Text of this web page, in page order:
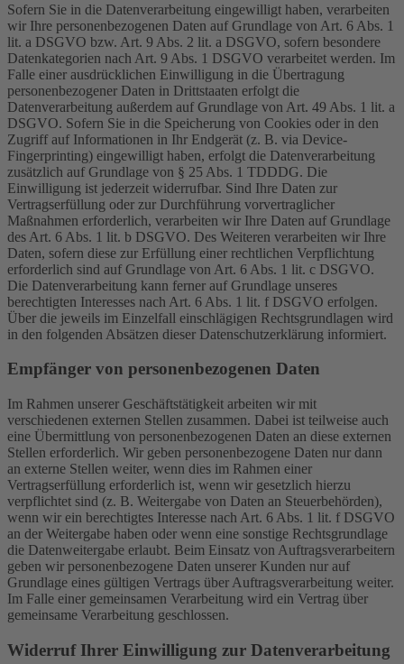
Sofern Sie in die Datenverarbeitung eingewilligt haben, verarbeiten
wir Ihre personenbezogenen Daten auf Grundlage von Art. 6 Abs. 1
lit. a DSGVO bzw. Art. 9 Abs. 2 lit. a DSGVO, sofern besondere
Datenkategorien nach Art. 9 Abs. 1 DSGVO verarbeitet werden. Im
Falle einer ausdrücklichen Einwilligung in die Übertragung
personenbezogener Daten in Drittstaaten erfolgt die
Datenverarbeitung außerdem auf Grundlage von Art. 49 Abs. 1 lit. a
DSGVO. Sofern Sie in die Speicherung von Cookies oder in den
Zugriff auf Informationen in Ihr Endgerät (z. B. via Device-
Fingerprinting) eingewilligt haben, erfolgt die Datenverarbeitung
zusätzlich auf Grundlage von § 25 Abs. 1 TDDDG. Die
Einwilligung ist jederzeit widerrufbar. Sind Ihre Daten zur
Vertragserfüllung oder zur Durchführung vorvertraglicher
Maßnahmen erforderlich, verarbeiten wir Ihre Daten auf Grundlage
des Art. 6 Abs. 1 lit. b DSGVO. Des Weiteren verarbeiten wir Ihre
Daten, sofern diese zur Erfüllung einer rechtlichen Verpflichtung
erforderlich sind auf Grundlage von Art. 6 Abs. 1 lit. c DSGVO.
Die Datenverarbeitung kann ferner auf Grundlage unseres
berechtigten Interesses nach Art. 6 Abs. 1 lit. f DSGVO erfolgen.
Über die jeweils im Einzelfall einschlägigen Rechtsgrundlagen wird
in den folgenden Absätzen dieser Datenschutzerklärung informiert.
Empfänger von personenbezogenen Daten
Im Rahmen unserer Geschäftstätigkeit arbeiten wir mit
verschiedenen externen Stellen zusammen. Dabei ist teilweise auch
eine Übermittlung von personenbezogenen Daten an diese externen
Stellen erforderlich. Wir geben personenbezogene Daten nur dann
an externe Stellen weiter, wenn dies im Rahmen einer
Vertragserfüllung erforderlich ist, wenn wir gesetzlich hierzu
verpflichtet sind (z. B. Weitergabe von Daten an Steuerbehörden),
wenn wir ein berechtigtes Interesse nach Art. 6 Abs. 1 lit. f DSGVO
an der Weitergabe haben oder wenn eine sonstige Rechtsgrundlage
die Datenweitergabe erlaubt. Beim Einsatz von Auftragsverarbeitern
geben wir personenbezogene Daten unserer Kunden nur auf
Grundlage eines gültigen Vertrags über Auftragsverarbeitung weiter.
Im Falle einer gemeinsamen Verarbeitung wird ein Vertrag über
gemeinsame Verarbeitung geschlossen.
Widerruf Ihrer Einwilligung zur Datenverarbeitung